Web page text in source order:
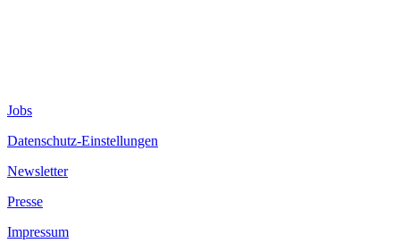
Jobs
Datenschutz-Einstellungen
Newsletter
Presse
Impressum